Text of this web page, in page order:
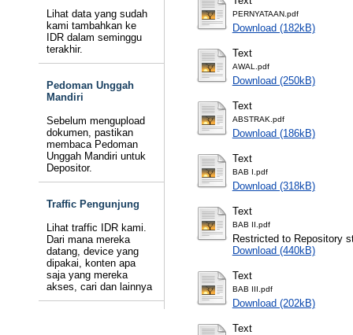
Lihat data yang sudah
kami tambahkan ke
IDR dalam seminggu
terakhir.
Pedoman Unggah
Mandiri
Sebelum mengupload
dokumen, pastikan
membaca Pedoman
Unggah Mandiri untuk
Depositor.
Traffic Pengunjung
Lihat traffic IDR kami.
Dari mana mereka
datang, device yang
dipakai, konten apa
saja yang mereka
akses, cari dan lainnya
PERNYATAAN.pdf
Download (182kB)
Text
AWAL.pdf
Download (250kB)
Text
ABSTRAK.pdf
Download (186kB)
Text
BAB I.pdf
Download (318kB)
Text
BAB II.pdf
Restricted to Repository
Download (440kB)
Text
BAB III.pdf
Download (202kB)
Text